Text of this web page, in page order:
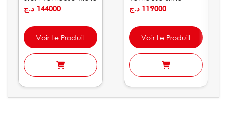
144000 د.ج
Voir Le Produit
Brava GO BF
119000 د.ج
Voir Le Produit